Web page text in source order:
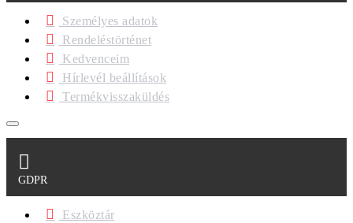
Személyes adatok
Rendeléstörténet
Kedvenceim
Hírlevél beállítások
Termékvisszaküldés
GDPR
Eszköztár